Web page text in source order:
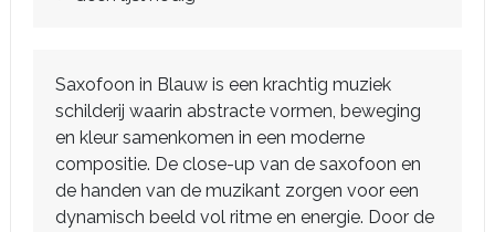
Saxofoon in Blauw is een krachtig muziek
schilderij waarin abstracte vormen, beweging
en kleur samenkomen in een moderne
compositie. De close-up van de saxofoon en
de handen van de muzikant zorgen voor een
dynamisch beeld vol ritme en energie. Door de